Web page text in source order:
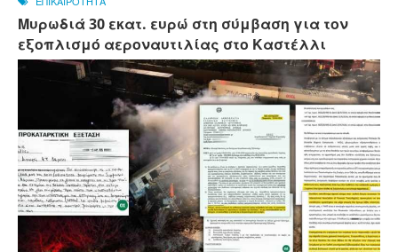
Μυρωδιά 30 εκατ. ευρώ στη σύμβαση για τον
εξοπλισμό αεροναυτιλίας στο Καστέλλι